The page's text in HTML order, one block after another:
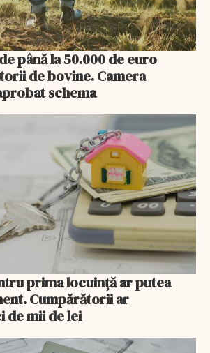
până la 50.000 de euro
de bovine. Camera
schema
prima locuință ar putea
Cumpărătorii ar
de mii de lei